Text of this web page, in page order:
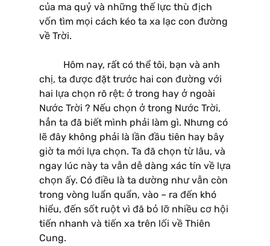
của ma quỷ và những thế lực thù địch
vốn tìm mọi cách kéo ta xa lạc con đường
về Trời.
Hôm nay, rất có thể tôi, bạn và anh
chị, ta được đặt trước hai con đường với
hai lựa chọn rõ rệt: ở trong hay ở ngoài
Nước Trời ? Nếu chọn ở trong Nước Trời,
hẳn ta đã biết mình phải làm gì. Nhưng có
lẽ đây không phải là lần đầu tiên hay bây
giờ ta mới lựa chọn. Ta đã chọn từ lâu, và
ngay lúc này ta vẫn dễ dàng xác tín về lựa
chọn ấy. Có điều là ta dường như vẫn còn
trong vòng luẩn quẩn, vào – ra đến khó
hiểu, đến sốt ruột vì đã bỏ lỡ nhiều cơ hội
tiến nhanh và tiến xa trên lối về Thiên
Cung.